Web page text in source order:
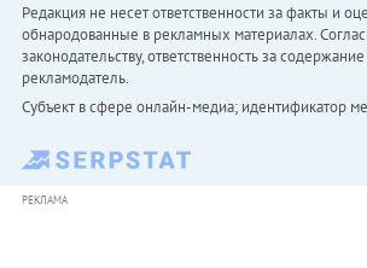
Редакция не несет ответственности за факты и
обнародованные в рекламных материалах.
законодательству, ответственность за
рекламодатель.
Субъект в сфере онлайн-медиа; идентификатор
РЕКЛАМА